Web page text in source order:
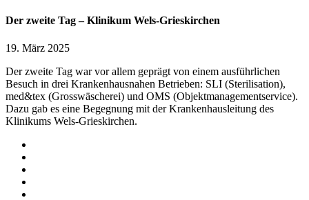
Der zweite Tag – Klinikum Wels-Grieskirchen
19. März 2025
Der zweite Tag war vor allem geprägt von einem ausführlichen
Besuch in drei Krankenhausnahen Betrieben: SLI (Sterilisation),
med&tex (Grosswäscherei) und OMS (Objektmanagementservice).
Dazu gab es eine Begegnung mit der Krankenhausleitung des
Klinikums Wels-Grieskirchen.